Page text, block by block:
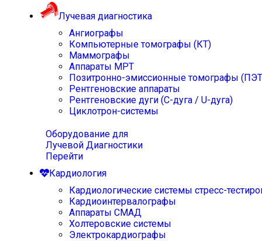
Лучевая диагностика
Ангиографы
Компьютерные томографы (КТ)
Маммографы
Аппараты МРТ
Позитронно-эмиссионные томографы
Рентгеновские аппараты
Рентгеновские дуги (С-дуга / U-дуга)
Циклотрон-системы
Оборудование для
Лучевой Диагностики
Перейти
Кардиология
Кардиологические системы стресс-
Кардиоинтервалографы
Аппараты СМАД
Холтеровские системы
Электрокардиографы